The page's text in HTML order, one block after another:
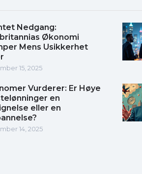
Nedgang:
Økonomi
Mens Usikkerhet
15, 2025
Vurderer: Er Høye
en
eller en
14, 2025